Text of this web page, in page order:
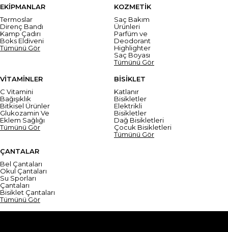
EKİPMANLAR
Termoslar
Direnç Bandı
Kamp Çadırı
Boks Eldiveni
Tümünü Gör
KOZMETİK
Saç Bakım
Ürünleri
Parfüm ve
Deodorant
Highlighter
Saç Boyası
Tümünü Gör
VİTAMİNLER
C Vitamini
Bağışıklık
Bitkisel Ürünler
Glukozamin Ve
Eklem Sağlığı
Tümünü Gör
BİSİKLET
Katlanır
Bisikletler
Elektrikli
Bisikletler
Dağ Bisikletleri
Çocuk Bisikletleri
Tümünü Gör
ÇANTALAR
Bel Çantaları
Okul Çantaları
Su Sporları
Çantaları
Bisiklet Çantaları
Tümünü Gör